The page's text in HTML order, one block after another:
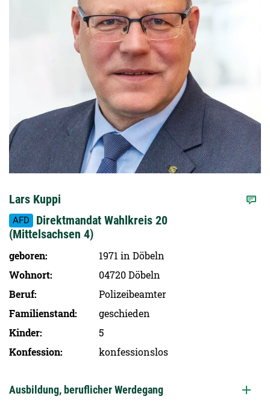
Lars Kuppi
AFD
Direktmandat Wahlkreis 20
(Mittelsachsen 4)
geboren
1971 in Döbeln
Wohnort
04720 Döbeln
Beruf
Polizeibeamter
Familien­stand
geschieden
Kinder
5
Konfession
konfessionslos
Ausbildung, beruflicher Werdegang